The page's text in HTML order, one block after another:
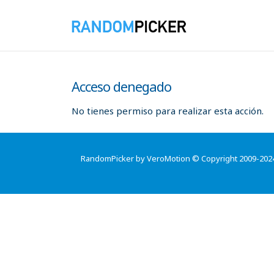
Acceso denegado
No tienes permiso para realizar esta acción.
RandomPicker by VeroMotion © Copyright 2009-